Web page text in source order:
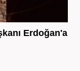
Erdoğan'a